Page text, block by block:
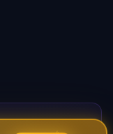
✧